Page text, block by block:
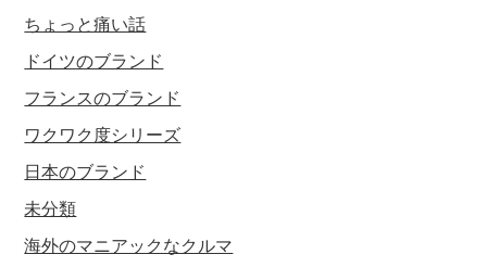
ちょっと痛い話
ドイツのブランド
フランスのブランド
ワクワク度シリーズ
日本のブランド
未分類
海外のマニアックなクルマ